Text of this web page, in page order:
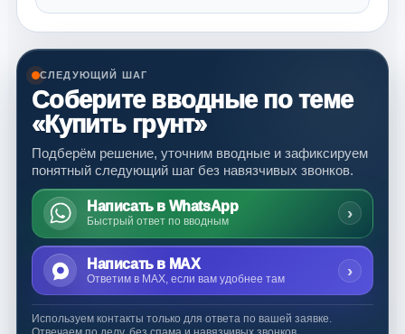
СЛЕДУЮЩИЙ ШАГ
Соберите вводные по теме
«Купить грунт»
Подберём решение, уточним вводные и зафиксируем
понятный следующий шаг без навязчивых звонков.
Написать в WhatsApp
Быстрый ответ по вводным ›
Написать в MAX
Ответим в MAX, если вам удобнее там ›
Используем контакты только для ответа по вашей заявке.